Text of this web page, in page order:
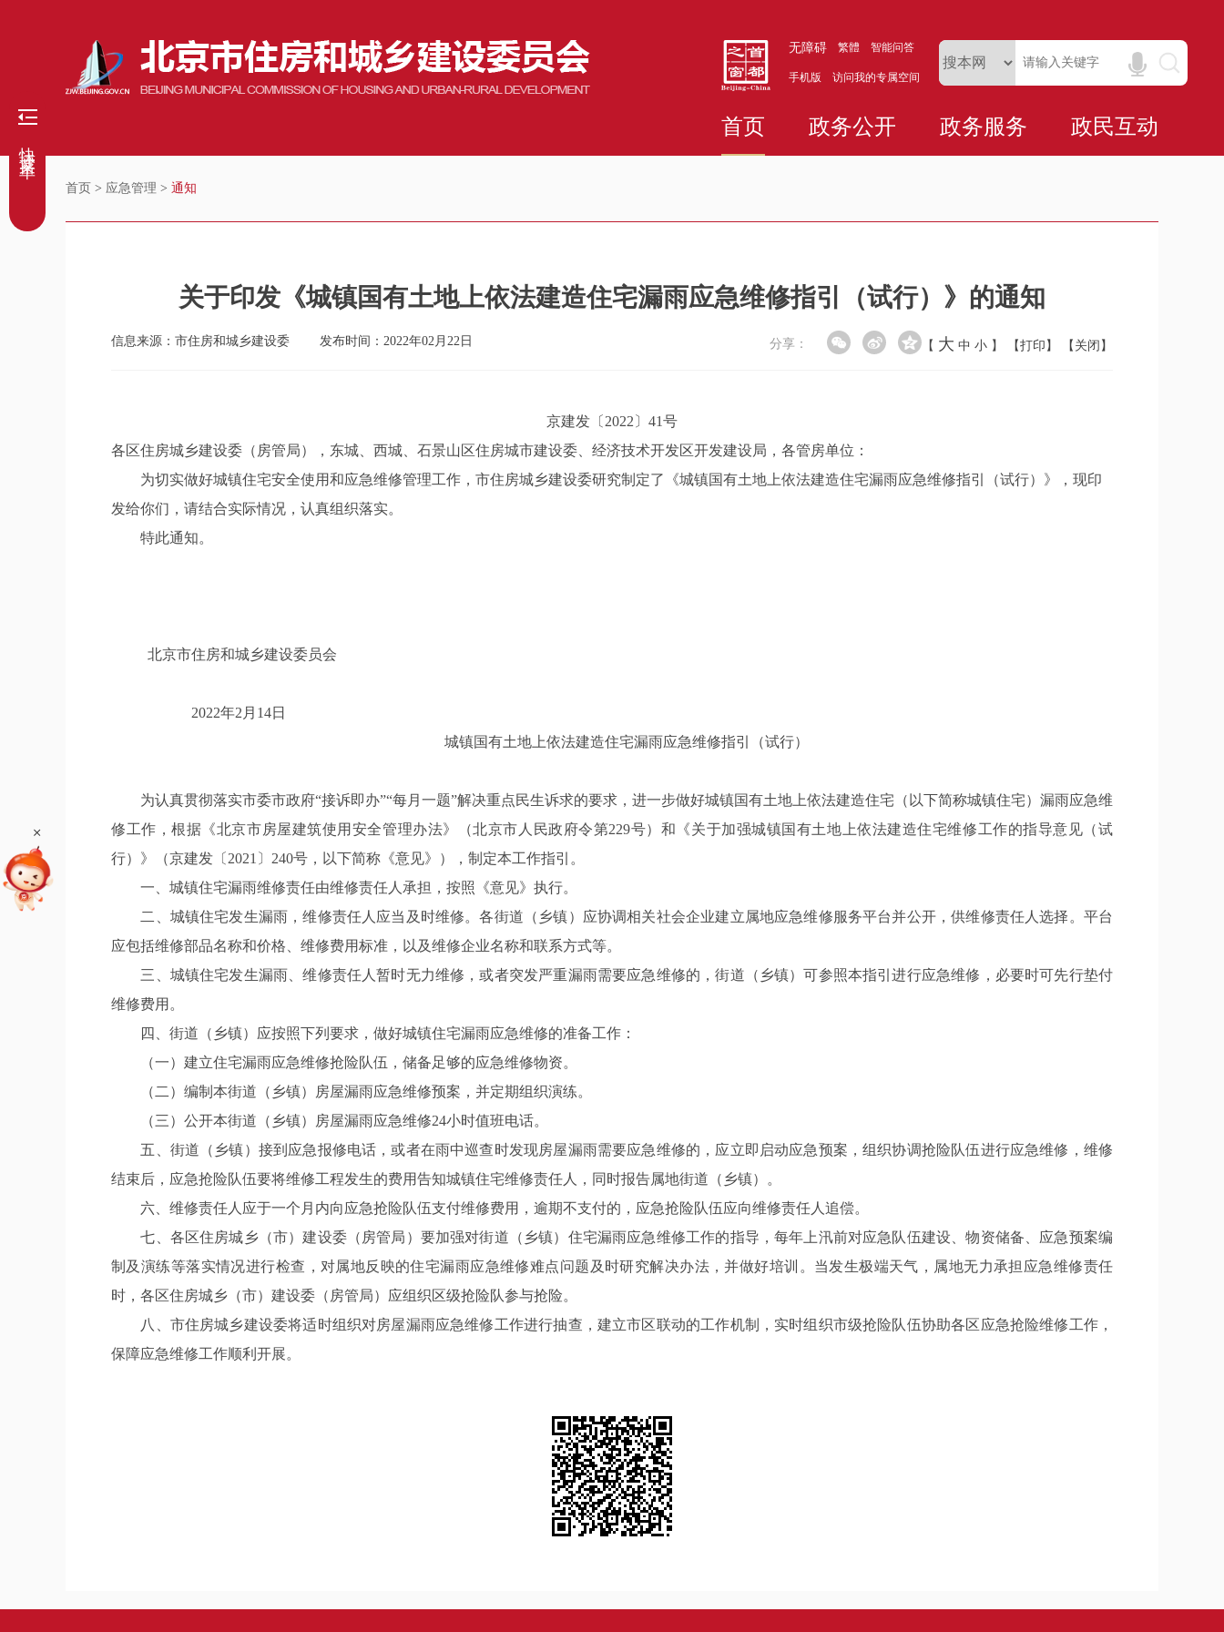
无障碍 繁體 智能问答
手机版 访问我的专属空间
首页 政务公开 政务服务 政民互动
首页 > 应急管理 > 通知
关于印发《城镇国有土地上依法建造住宅漏雨应急维修指引（试行）》的通知
信息来源：市住房和城乡建设委 发布时间：2022年02月22日 分享： 【 大 中 小 】 【打印】 【关闭】
京建发〔2022〕 41号
各区住房城乡建设委（房管局），东城、西城、石景山区住房城市建设委、经济技术开发区开发建设局，各管房单位：
为切实做好城镇住宅安全使用和应急维修管理工作，市住房城乡建设委研究制定了《城镇国有土地上依法建造住宅漏雨应急维修指引（试行）》，现印
发给你们，请结合实际情况，认真组织落实。
特此通知。
北京市住房和城乡建设委员会
2022年2月14日
城镇国有土地上依法建造住宅漏雨应急维修指引（试行）
为认真贯彻落实市委市政府“接诉即办”“每月一题”解决重点民生诉求的要求，进一步做好城镇国有土地上依法建造住宅（以下简称城镇住宅）漏雨应急维
修工作，根据《北京市房屋建筑使用安全管理办法》（北京市人民政府令第229号）和《关于加强城镇国有土地上依法建造住宅维修工作的指导意见（试
行）》（京建发〔2021〕240号，以下简称《意见》），制定本工作指引。
一、城镇住宅漏雨维修责任由维修责任人承担，按照《意见》执行。
二、城镇住宅发生漏雨，维修责任人应当及时维修。各街道（乡镇）应协调相关社会企业建立属地应急维修服务平台并公开，供维修责任人选择。平台
应包括维修部品名称和价格、维修费用标准，以及维修企业名称和联系方式等。
三、城镇住宅发生漏雨、维修责任人暂时无力维修，或者突发严重漏雨需要应急维修的，街道（乡镇）可参照本指引进行应急维修，必要时可先行垫付
维修费用。
四、街道（乡镇）应按照下列要求，做好城镇住宅漏雨应急维修的准备工作：
（一）建立住宅漏雨应急维修抢险队伍，储备足够的应急维修物资。
（二）编制本街道（乡镇）房屋漏雨应急维修预案，并定期组织演练。
（三）公开本街道（乡镇）房屋漏雨应急维修24小时值班电话。
五、街道（乡镇）接到应急报修电话，或者在雨中巡查时发现房屋漏雨需要应急维修的，应立即启动应急预案，组织协调抢险队伍进行应急维修，维修
结束后，应急抢险队伍要将维修工程发生的费用告知城镇住宅维修责任人，同时报告属地街道（乡镇）。
六、维修责任人应于一个月内向应急抢险队伍支付维修费用，逾期不支付的，应急抢险队伍应向维修责任人追偿。
七、各区住房城乡（市）建设委（房管局）要加强对街道（乡镇）住宅漏雨应急维修工作的指导，每年上汛前对应急队伍建设、物资储备、应急预案编
制及演练等落实情况进行检查，对属地反映的住宅漏雨应急维修难点问题及时研究解决办法，并做好培训。当发生极端天气，属地无力承担应急维修责任
时，各区住房城乡（市）建设委（房管局）应组织区级抢险队参与抢险。
八、市住房城乡建设委将适时组织对房屋漏雨应急维修工作进行抽查，建立市区联动的工作机制，实时组织市级抢险队伍协助各区应急抢险维修工作，
保障应急维修工作顺利开展。
+
快捷菜单